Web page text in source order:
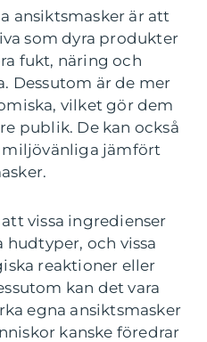
ansiktsmasker är att
som dyra produkter
fukt, näring och
Dessutom är de mer
vilket gör dem
publik. De kan också
miljövänliga jämfört
vissa ingredienser
hudtyper, och vissa
reaktioner eller
kan det vara
egna ansiktsmasker
kanske föredrar